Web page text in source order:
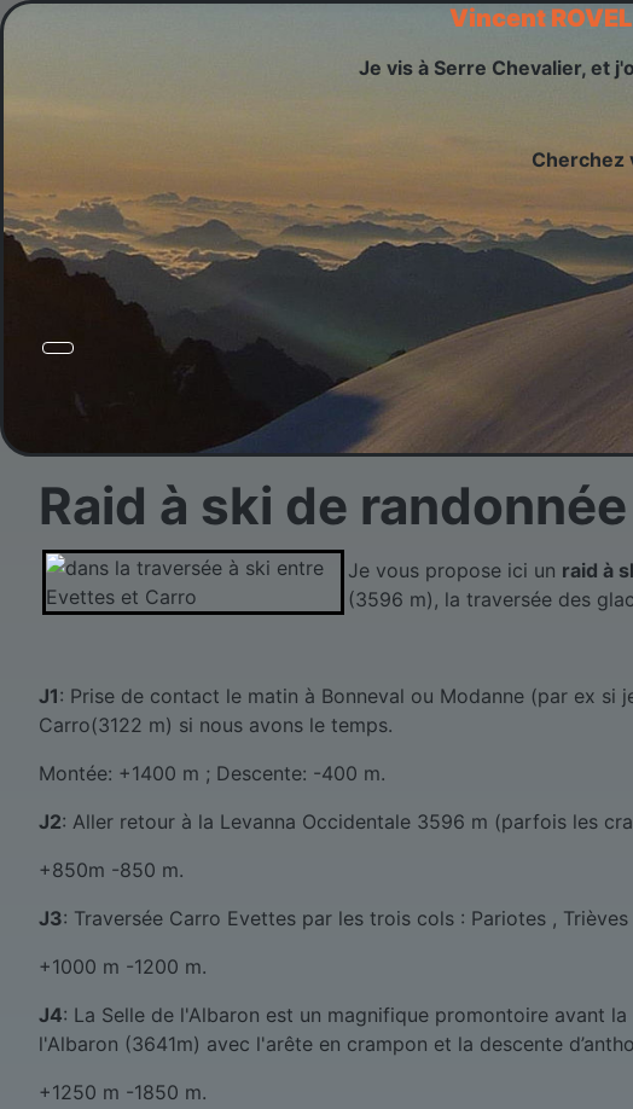
Vincent ROVEL
Je vis à Serre Chevalier, et
Cherchez
Raid à ski de
Je vous propose ici un raid à
(3596 m), la traversée des
J1: Prise de contact le matin à Bonneval ou Modanne (par ex
Carro(3122 m) si nous avons le temps.
Montée: +1400 m ; Descente: -400 m.
J2: Aller retour à la Levanna Occidentale 3596 m (parfois les
+850m -850 m.
J3: Traversée Carro Evettes par les trois cols : Pariotes ,
+1000 m -1200 m.
J4: La Selle de l'Albaron est un magnifique promontoire avant
l'Albaron (3641m) avec l'arête en crampon et la descente
+1250 m -1850 m.